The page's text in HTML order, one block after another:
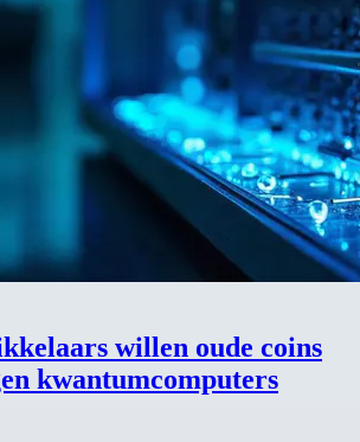
willen oude coins
kwantumcomputers